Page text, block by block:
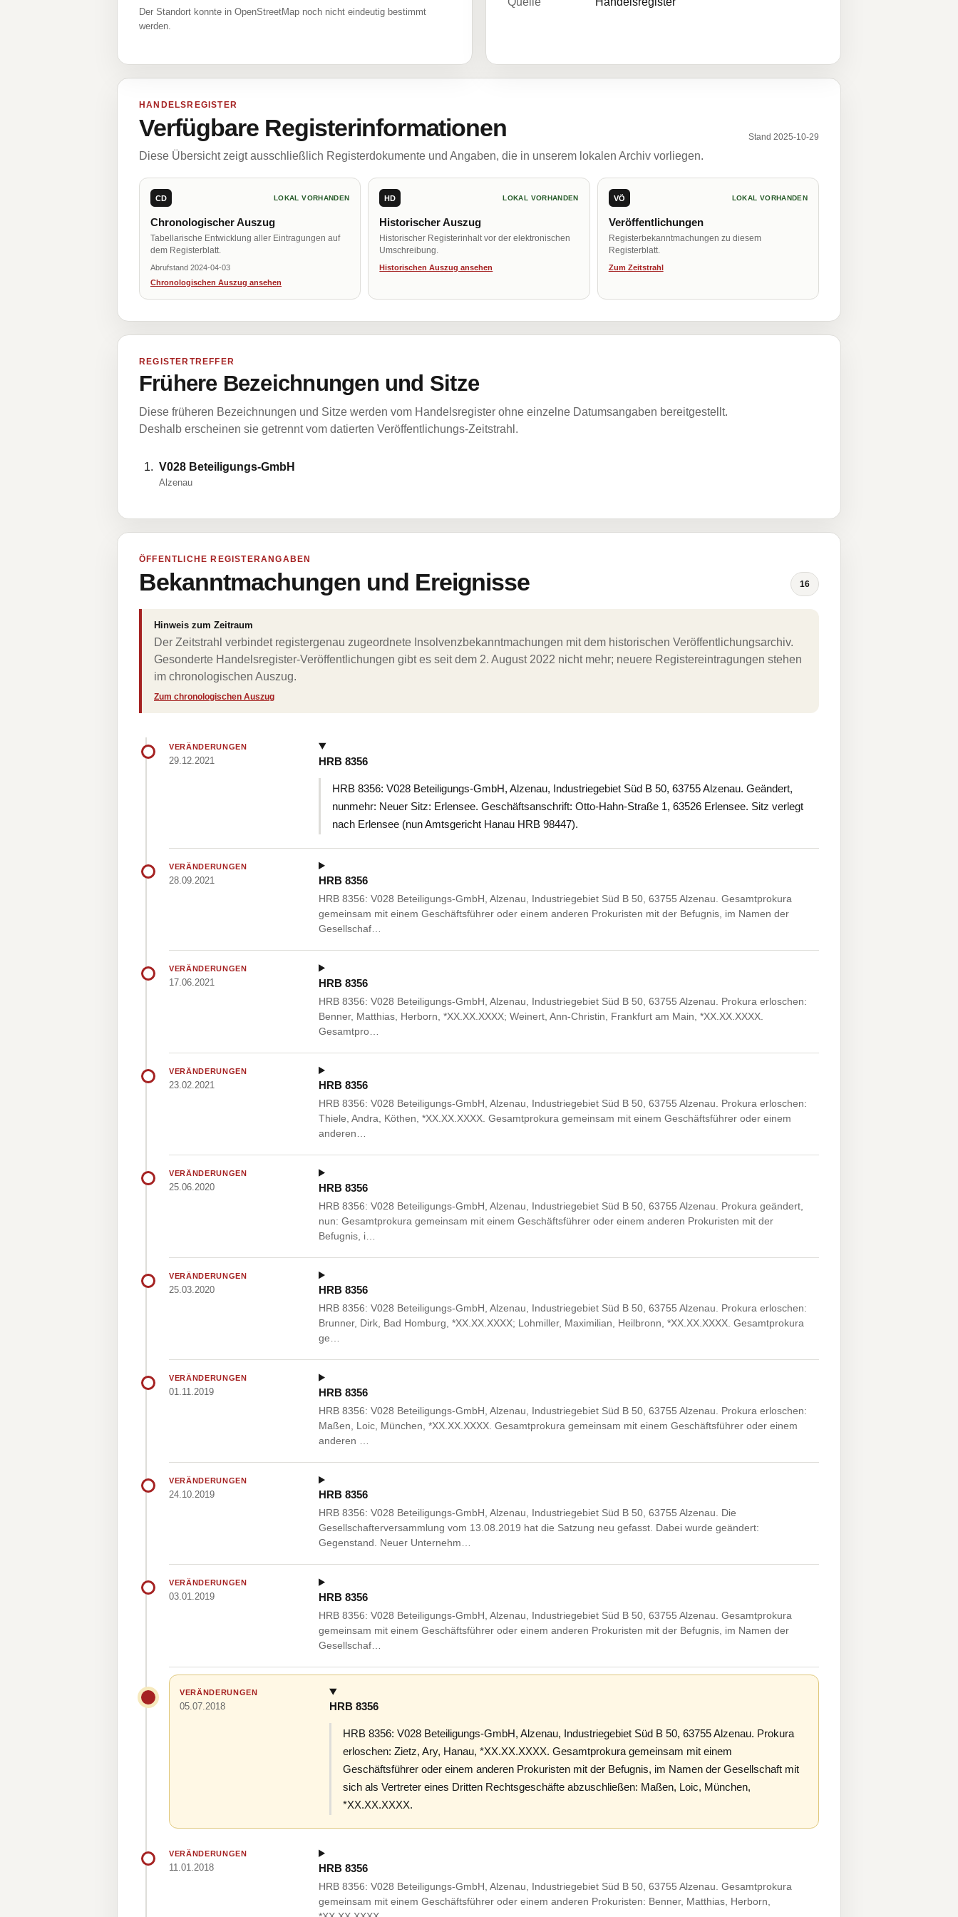
Der Standort konnte in OpenStreetMap noch nicht eindeutig bestimmt
werden.
HANDELSREGISTER
Verfügbare Registerinformationen Stand 2025-10-29
Diese Übersicht zeigt ausschließlich Registerdokumente und Angaben, die in unserem lokalen Archiv vorliegen.
CD LOKAL VORHANDEN
Chronologischer Auszug
Tabellarische Entwicklung aller Eintragungen auf
dem Registerblatt.
Abrufstand 2024-04-03
Chronologischen Auszug ansehen
HD LOKAL VORHANDEN
Historischer Auszug
Historischer Registerinhalt vor der elektronischen
Umschreibung.
Historischen Auszug ansehen
VÖ LOKAL VORHANDEN
Veröffentlichungen
Registerbekanntmachungen zu diesem
Registerblatt.
Zum Zeitstrahl
REGISTERTREFFER
Frühere Bezeichnungen und Sitze
Diese früheren Bezeichnungen und Sitze werden vom Handelsregister ohne einzelne Datumsangaben bereitgestellt.
Deshalb erscheinen sie getrennt vom datierten Veröffentlichungs-Zeitstrahl.
V028 Beteiligungs-GmbH
Alzenau
ÖFFENTLICHE REGISTERANGABEN
Bekanntmachungen und Ereignisse 16
Hinweis zum Zeitraum
Der Zeitstrahl verbindet registergenau zugeordnete Insolvenzbekanntmachungen mit dem historischen Veröffentlichungsarchiv.
Gesonderte Handelsregister-Veröffentlichungen gibt es seit dem 2. August 2022 nicht mehr; neuere Registereintragungen stehen
im chronologischen Auszug.
Zum chronologischen Auszug
VERÄNDERUNGEN
29.12.2021 HRB 8356
HRB 8356: V028 Beteiligungs-GmbH, Alzenau, Industriegebiet Süd B 50, 63755 Alzenau. Geändert,
nunmehr: Neuer Sitz: Erlensee. Geschäftsanschrift: Otto-Hahn-Straße 1, 63526 Erlensee. Sitz verlegt
nach Erlensee (nun Amtsgericht Hanau HRB 98447).
VERÄNDERUNGEN
28.09.2021 HRB 8356
HRB 8356: V028 Beteiligungs-GmbH, Alzenau, Industriegebiet Süd B 50, 63755 Alzenau. Gesamtprokura
gemeinsam mit einem Geschäftsführer oder einem anderen Prokuristen mit der Befugnis, im Namen der
Gesellschaf…
VERÄNDERUNGEN
17.06.2021 HRB 8356
HRB 8356: V028 Beteiligungs-GmbH, Alzenau, Industriegebiet Süd B 50, 63755 Alzenau. Prokura erloschen:
Benner, Matthias, Herborn, *XX.XX.XXXX; Weinert, Ann-Christin, Frankfurt am Main, *XX.XX.XXXX.
Gesamtpro…
VERÄNDERUNGEN
23.02.2021 HRB 8356
HRB 8356: V028 Beteiligungs-GmbH, Alzenau, Industriegebiet Süd B 50, 63755 Alzenau. Prokura erloschen:
Thiele, Andra, Köthen, *XX.XX.XXXX. Gesamtprokura gemeinsam mit einem Geschäftsführer oder einem
anderen…
VERÄNDERUNGEN
25.06.2020 HRB 8356
HRB 8356: V028 Beteiligungs-GmbH, Alzenau, Industriegebiet Süd B 50, 63755 Alzenau. Prokura geändert,
nun: Gesamtprokura gemeinsam mit einem Geschäftsführer oder einem anderen Prokuristen mit der
Befugnis, i…
VERÄNDERUNGEN
25.03.2020 HRB 8356
HRB 8356: V028 Beteiligungs-GmbH, Alzenau, Industriegebiet Süd B 50, 63755 Alzenau. Prokura erloschen:
Brunner, Dirk, Bad Homburg, *XX.XX.XXXX; Lohmiller, Maximilian, Heilbronn, *XX.XX.XXXX. Gesamtprokura
ge…
VERÄNDERUNGEN
01.11.2019 HRB 8356
HRB 8356: V028 Beteiligungs-GmbH, Alzenau, Industriegebiet Süd B 50, 63755 Alzenau. Prokura erloschen:
Maßen, Loic, München, *XX.XX.XXXX. Gesamtprokura gemeinsam mit einem Geschäftsführer oder einem
anderen …
VERÄNDERUNGEN
24.10.2019 HRB 8356
HRB 8356: V028 Beteiligungs-GmbH, Alzenau, Industriegebiet Süd B 50, 63755 Alzenau. Die
Gesellschafterversammlung vom 13.08.2019 hat die Satzung neu gefasst. Dabei wurde geändert:
Gegenstand. Neuer Unternehm…
VERÄNDERUNGEN
03.01.2019 HRB 8356
HRB 8356: V028 Beteiligungs-GmbH, Alzenau, Industriegebiet Süd B 50, 63755 Alzenau. Gesamtprokura
gemeinsam mit einem Geschäftsführer oder einem anderen Prokuristen mit der Befugnis, im Namen der
Gesellschaf…
VERÄNDERUNGEN
05.07.2018 HRB 8356
HRB 8356: V028 Beteiligungs-GmbH, Alzenau, Industriegebiet Süd B 50, 63755 Alzenau. Prokura
erloschen: Zietz, Ary, Hanau, *XX.XX.XXXX. Gesamtprokura gemeinsam mit einem
Geschäftsführer oder einem anderen Prokuristen mit der Befugnis, im Namen der Gesellschaft mit
sich als Vertreter eines Dritten Rechtsgeschäfte abzuschließen: Maßen, Loic, München,
*XX.XX.XXXX.
VERÄNDERUNGEN
11.01.2018 HRB 8356
HRB 8356: V028 Beteiligungs-GmbH, Alzenau, Industriegebiet Süd B 50, 63755 Alzenau. Gesamtprokura
gemeinsam mit einem Geschäftsführer oder einem anderen Prokuristen: Benner, Matthias, Herborn,